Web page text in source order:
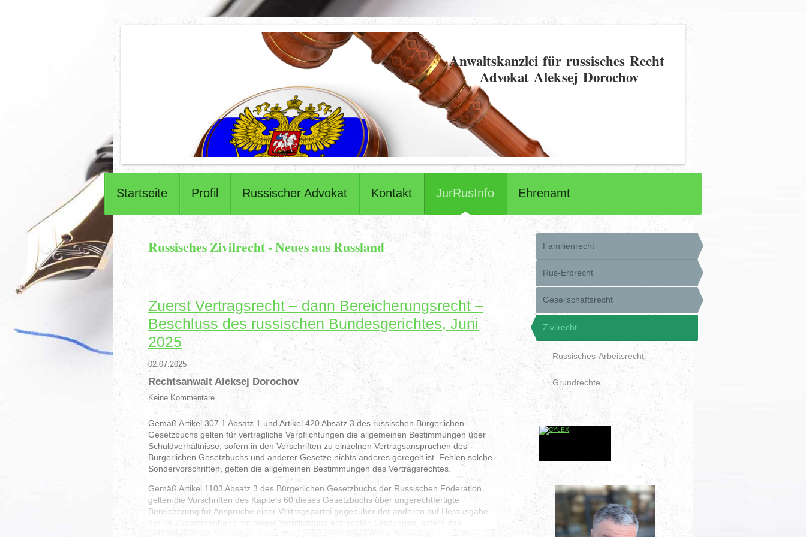
Anwaltskanzlei für russisches Recht
Advokat Aleksej Dorochov
Startseite Profil Russischer Advokat Kontakt JurRusInfo Ehrenamt
Russisches Zivilrecht - Neues aus Russland
Zuerst Vertragsrecht – dann Bereicherungsrecht –
Beschluss des russischen Bundesgerichtes, Juni
2025
02.07.2025
Rechtsanwalt Aleksej Dorochov
Keine Kommentare
Gemäß Artikel 307.1 Absatz 1 und Artikel 420 Absatz 3 des russischen Bürgerlichen
Gesetzbuchs gelten für vertragliche Verpflichtungen die allgemeinen Bestimmungen über
Schuldverhältnisse, sofern in den Vorschriften zu einzelnen Vertragsansprüchen des
Bürgerlichen Gesetzbuchs und anderer Gesetze nichts anderes geregelt ist. Fehlen solche
Sondervorschriften, gelten die allgemeinen Bestimmungen des Vertragsrechtes.
Gemäß Artikel 1103 Absatz 3 des Bürgerlichen Gesetzbuchs der Russischen Föderation
gelten die Vorschriften des Kapitels 60 dieses Gesetzbuchs über ungerechtfertigte
Bereicherung für Ansprüche einer Vertragspartei gegenüber der anderen auf Herausgabe
der im Zusammenhang mit dieser Verpflichtung erbrachten Leistungen, sofern das
russische Bürgerliche Gesetzbuch, andere Gesetze oder Rechtsakte nichts anderes
Familienrecht
Rus-Erbrecht
Gesellschaftsrecht
Zivilrecht
Russisches-Arbeitsrecht
Grundrechte